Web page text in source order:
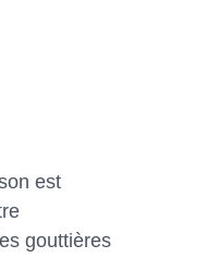
est
gouttières